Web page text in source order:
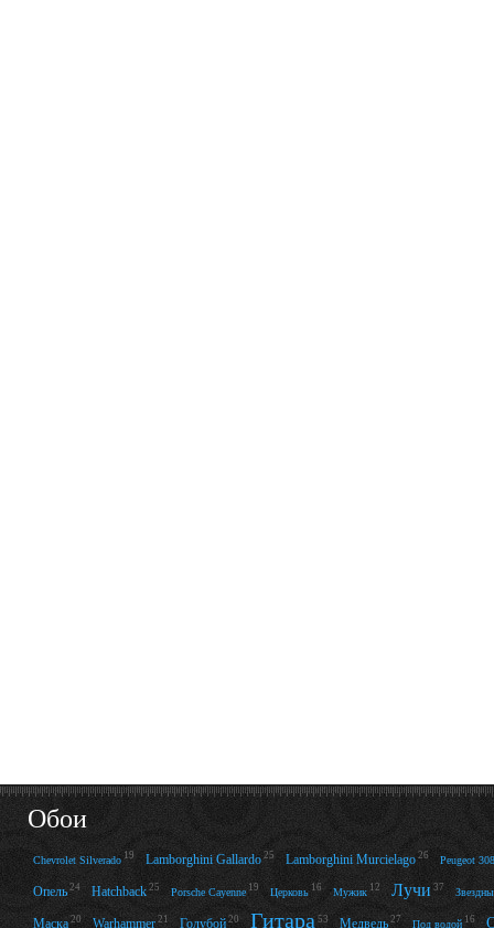
Обои
Chevrolet Silverado 19 Lamborghini Gallardo 25 Lamborghini Murcielago 26 Peugeot 308
Опель 24 Hatchback 25 Porsche Cayenne 19 Церковь 16 Мужик 12 Лучи 37
Маска 20 Warhammer 21 Голубой 20 Гитара 53 Медведь 27 Под водой 16